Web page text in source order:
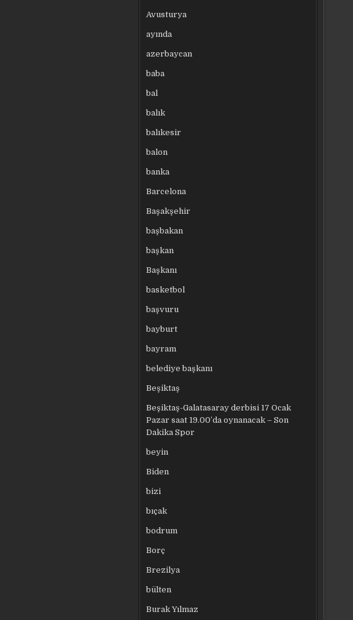
Avusturya
ayında
azerbaycan
baba
bal
balık
balıkesir
balon
banka
Barcelona
Başakşehir
başbakan
başkan
Başkanı
basketbol
başvuru
bayburt
bayram
belediye başkanı
Beşiktaş
Beşiktaş-Galatasaray derbisi 17 Ocak
Pazar saat 19.00’da oynanacak – Son
Dakika Spor
beyin
Biden
bizi
bıçak
bodrum
Borç
Brezilya
bülten
Burak Yılmaz